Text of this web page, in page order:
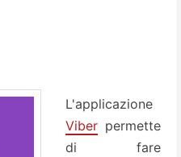
L'applicazione
Viber permette
di fare